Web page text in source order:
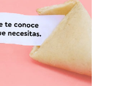
2018
de la Salut
externa